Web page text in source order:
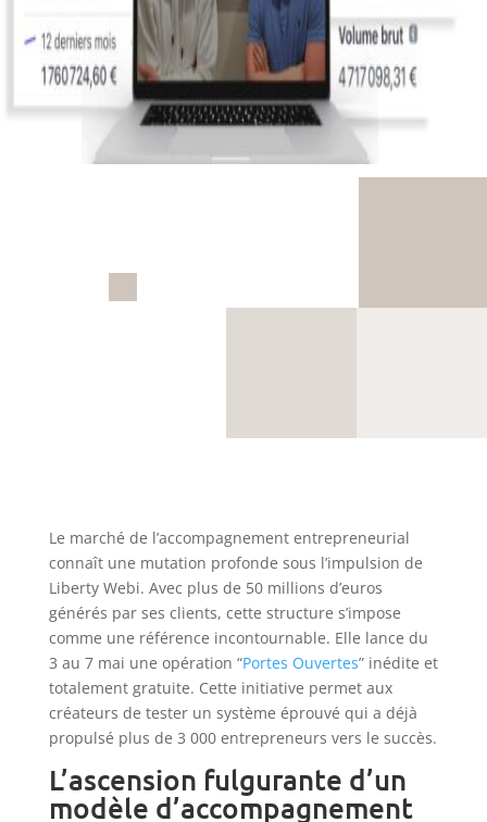
Le marché de l’accompagnement entrepreneurial
connaît une mutation profonde sous l’impulsion de
Liberty Webi. Avec plus de 50 millions d’euros
générés par ses clients, cette structure s’impose
comme une référence incontournable. Elle lance du
3 au 7 mai une opération “Portes Ouvertes” inédite et
totalement gratuite. Cette initiative permet aux
créateurs de tester un système éprouvé qui a déjà
propulsé plus de 3 000 entrepreneurs vers le succès.
L’ascension fulgurante d’un
modèle d’accompagnement